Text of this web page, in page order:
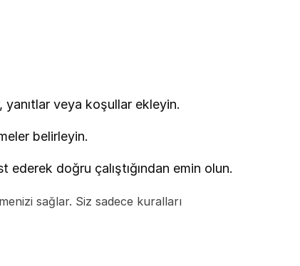
veya koşullar ekleyin.
belirleyin.
ederek doğru çalıştığından emin olun.
sağlar. Siz sadece kuralları